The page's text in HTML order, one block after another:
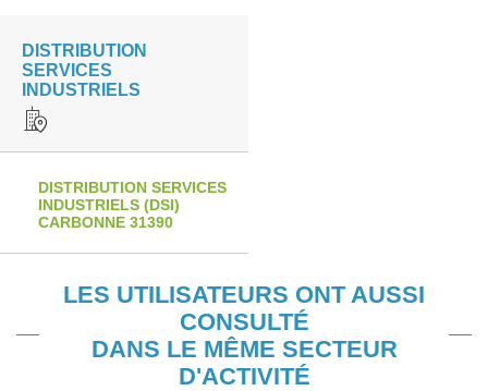
DISTRIBUTION
SERVICES
INDUSTRIELS
DISTRIBUTION SERVICES
INDUSTRIELS (DSI)
CARBONNE 31390
LES UTILISATEURS ONT AUSSI
CONSULTÉ
DANS LE MÊME SECTEUR
D'ACTIVITÉ